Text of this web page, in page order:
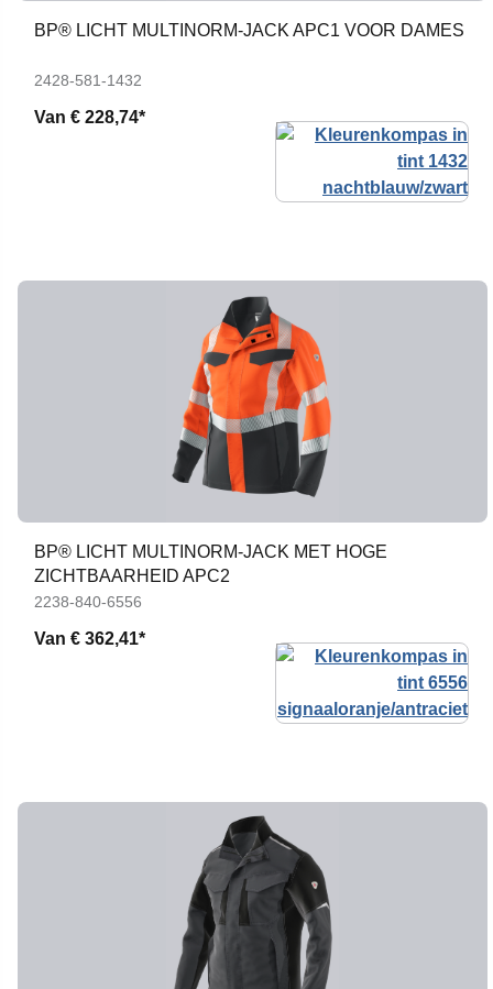
BP® LICHT MULTINORM-JACK APC1 VOOR DAMES
2428-581-1432
Van € 228,74*
BP® LICHT MULTINORM-JACK MET HOGE
ZICHTBAARHEID APC2
2238-840-6556
Van € 362,41*